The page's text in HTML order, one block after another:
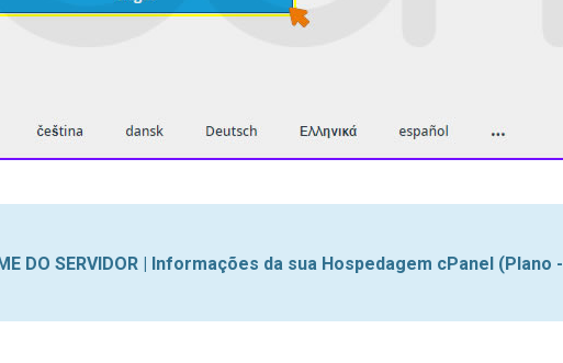
DO SERVIDOR | Informações da sua Hospedagem cPanel (Plano -